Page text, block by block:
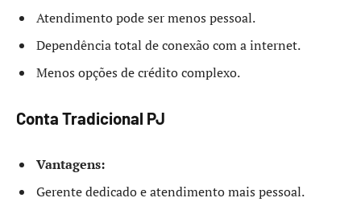
Atendimento pode ser menos pessoal.
Dependência total de conexão com a internet.
Menos opções de crédito complexo.
Conta Tradicional PJ
Vantagens:
Gerente dedicado e atendimento mais pessoal.